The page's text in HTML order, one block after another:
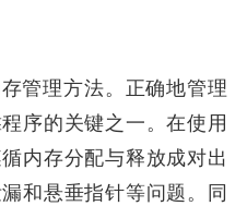
管理方法。正确地管理
序的关键之一。在使用
内存分配与释放成对出
和悬垂指针等问题。同